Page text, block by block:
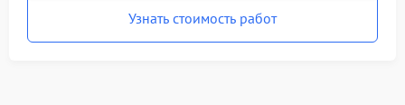
Узнать стоимость работ